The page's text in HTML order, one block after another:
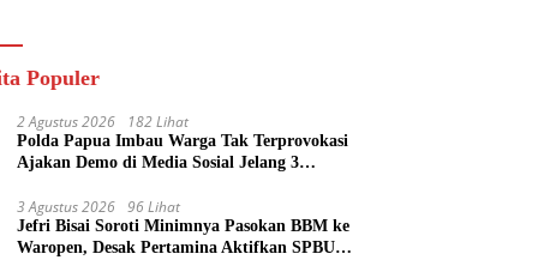
Populer
2 Agustus 2026 182 Lihat
Polda Papua Imbau Warga Tak Terprovokasi
Ajakan Demo di Media Sosial Jelang 3
3 Agustus 2026 96 Lihat
Jefri Bisai Soroti Minimnya Pasokan BBM ke
Waropen, Desak Pertamina Aktifkan SPBU